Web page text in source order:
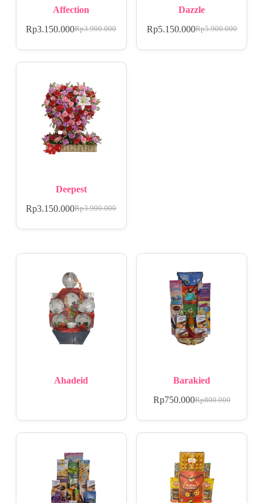
Affection
Rp3.900.000
Rp3.150.000
Dazzle
Rp5.900.000
Rp5.150.000
Deepest
Rp3.900.000
Rp3.150.000
Ahadeid Barakied
Rp800.000
Rp750.000